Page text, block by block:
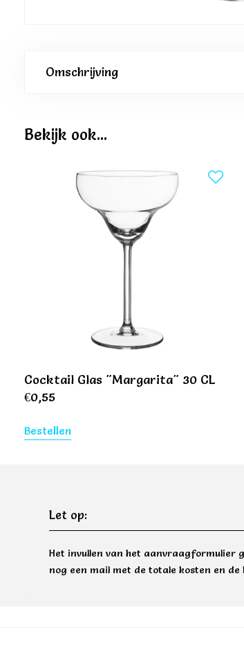
Omschrijving
Bekijk ook...
Cocktail Glas "Margarita" 30 CL
€0,55
Bestellen
Let op:
Het invullen van het aanvraagformulier
nog een mail met de totale kosten en de